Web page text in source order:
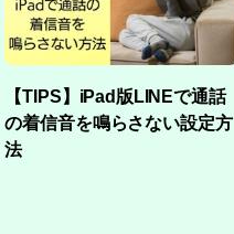
【TIPS】iPad版LINEで通話
の着信音を鳴らさない設定方
法